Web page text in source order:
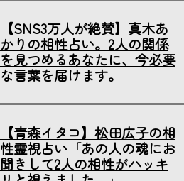
【SNS3万人が絶賛】真木あ
かりの相性占い。2人の関係
を見つめるあなたに、今必要
な言葉を届けます。
【青森イタコ】松田広子の相
性霊視占い「あの人の魂にお
聞きして2人の相性がハッキ